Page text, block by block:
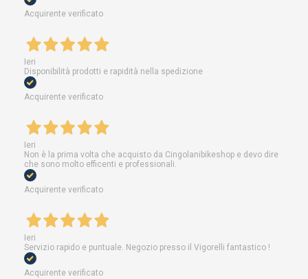
Acquirente verificato
Ieri
Disponibilità prodotti e rapidità nella spedizione
Acquirente verificato
Ieri
Non è la prima volta che acquisto da Cingolanibikeshop e devo dire
che sono molto efficenti e professionali.
Acquirente verificato
Ieri
Servizio rapido e puntuale. Negozio presso il Vigorelli fantastico !
Acquirente verificato